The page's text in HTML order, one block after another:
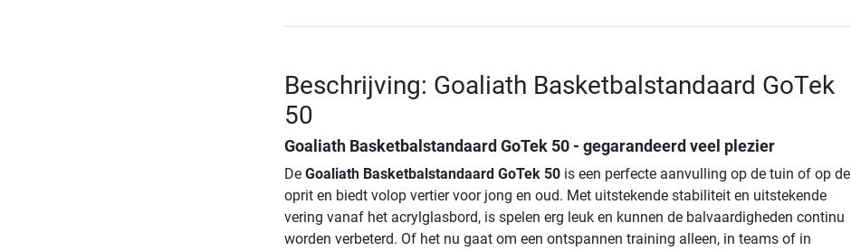
Beschrijving: Goaliath Basketbalstandaard GoTek
50
Goaliath Basketbalstandaard GoTek 50- gegarandeerd veel plezier
De Goaliath Basketbalstandaard GoTek 50is een perfecte aanvulling op de tuin of op de
oprit en biedt volop vertier voor jong en oud. Met uitstekende stabiliteit en uitstekende
vering vanaf het acrylglasbord, is spelen erg leuk en kunnen de balvaardigheden continu
worden verbeterd. Of het nu gaat om een ​​ontspannen training alleen, in teams of in